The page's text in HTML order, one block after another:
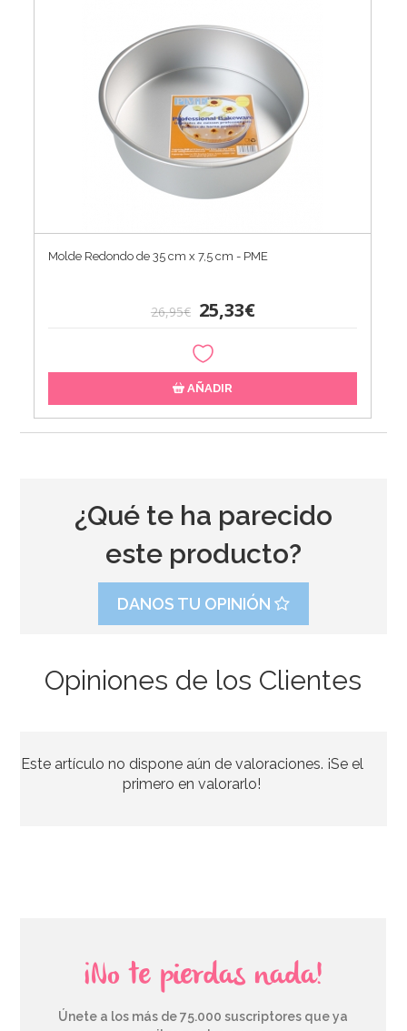
Molde Redondo de 35 cm x 7,5 cm - PME
26,95€ 25,33€
AÑADIR
15,95€
¿Qué te ha parecido
este producto?
DANOS TU OPINIÓN
Opiniones de los Clientes
Este artículo no dispone aún de valoraciones. ¡Se el
primero en valorarlo!
¡No te pierdas nada!
Únete a los más de 75.000 suscriptores que ya